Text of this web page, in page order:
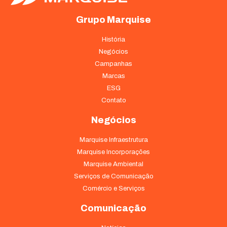
Grupo Marquise
História
Negócios
Campanhas
Marcas
ESG
Contato
Negócios
Marquise Infraestrutura
Marquise Incorporações
Marquise Ambiental
Serviços de Comunicação
Comércio e Serviços
Comunicação